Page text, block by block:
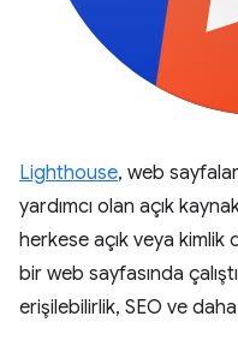
Lighthouse, web
yardımcı olan açık
herkese açık veya
bir web sayfasında
erişilebilirlik, SEO ve